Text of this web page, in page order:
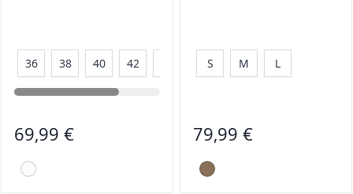
36 38 40 42
69,99 €
S M L
79,99 €